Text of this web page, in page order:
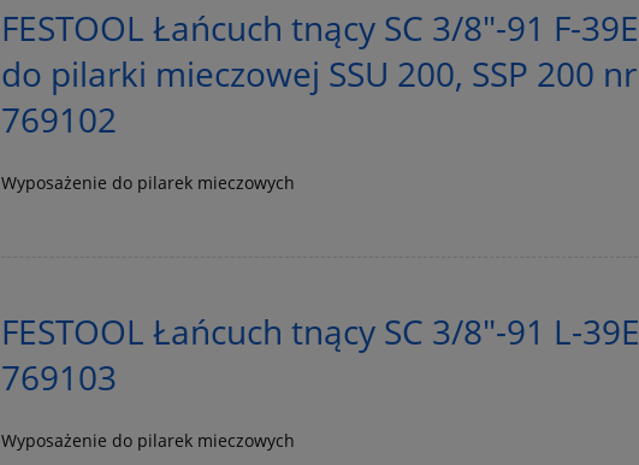
FESTOOL Łańcuch tnący SC 3/8"-91 F-39E
do pilarki mieczowej SSU 200, SSP 200 nr
769102
Wyposażenie do pilarek mieczowych
FESTOOL Łańcuch tnący SC 3/8"-91 L-39E
769103
Wyposażenie do pilarek mieczowych